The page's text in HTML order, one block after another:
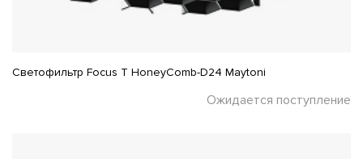
Светофильтр Focus T HoneyComb-D24 Maytoni
Ожидается поступление